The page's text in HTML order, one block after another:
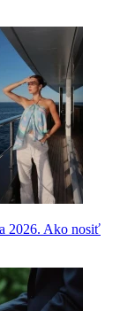
2026. Ako nosiť